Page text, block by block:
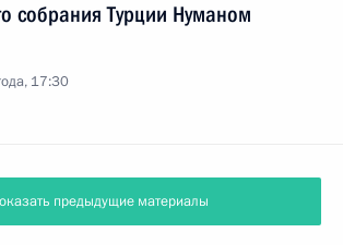
собрания Турции Нуманом
17:30
предыдущие материалы